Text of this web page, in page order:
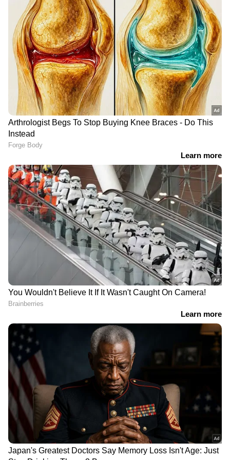
DOWNLOAD APP
RECOMMENDED STORIES
'ഈ രാജ്യം എന്‍റെ ഹൃദയം
കവർന്നു'; ഇന്ത്യയെ
കുറിച്ച്, 40 ഓളം
രാജ്യങ്ങൾ സന്ദർശിച്ച
ജർമ്മൻ എഴുത്തുകാരി,
വീഡിയോ
'വറുത്തെടുക്കുന്നതിന്
പകരം സമ്മൂസയ്ക്ക്
പെയ്ന്‍റ് അടിച്ചു?'; ഇന്ത്യ
ഇത് ഏങ്ങോട്ടാണെന്ന്
നെറ്റിസെൺസ്, വീഡിയോ
തായ്‍ലൻഡിലേക്ക്, ജീവിതം
ഇപ്പോൾ കൂടുതൽ
സമാധാനപരം,
സന്തോഷമെന്ന് ദമ്പതികൾ,
വീഡിയോ
ഇടവേളയ്ക്ക് ശേഷം 50 -ാം
വയസിൽ
പരീക്ഷയെഴുതാൻ
കോളേജിലെത്തി;
മടങ്ങിവരവ്
ആഘോഷമാക്കി
സോഷ്യൽ മീഡിയയിൽ